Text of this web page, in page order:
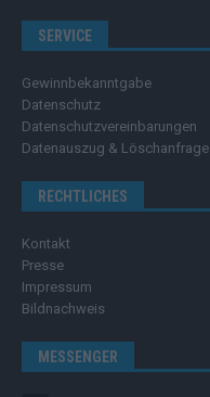
SERVICE
Gewinnbekanntgabe
Datenschutz
Datenschutzvereinbarungen
Datenauszug & Löschanfrage
RECHTLICHES
Kontakt
Presse
Impressum
Bildnachweis
MESSENGER